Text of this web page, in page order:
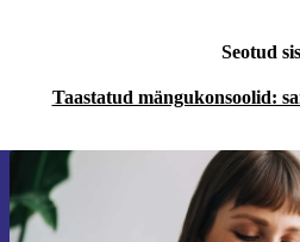
Seotud
Taastatud mängukonsoolid:
Liitu meie
Ära jäta enam